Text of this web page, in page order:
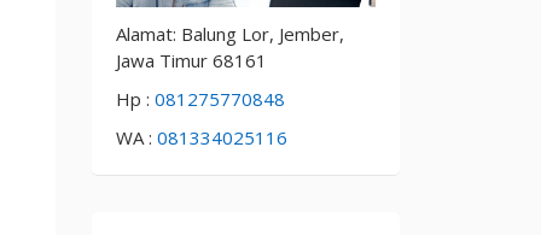
Alamat: Balung Lor, Jember,
Jawa Timur 68161
Hp : 081275770848
WA : 081334025116